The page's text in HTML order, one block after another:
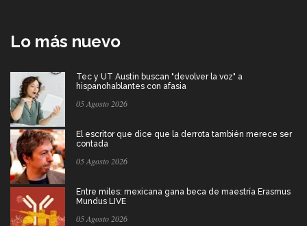
Lo más nuevo
Tec y UT Austin buscan "devolver la voz" a
hispanohablantes con afasia
05 Agosto 2026
El escritor que dice que la derrota también merece ser
contada
05 Agosto 2026
Entre miles: mexicana gana beca de maestría Erasmus
Mundus LIVE
05 Agosto 2026